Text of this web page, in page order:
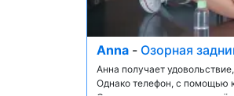
Anna - Озорная
Анна получает
Однако телефон, с помощью